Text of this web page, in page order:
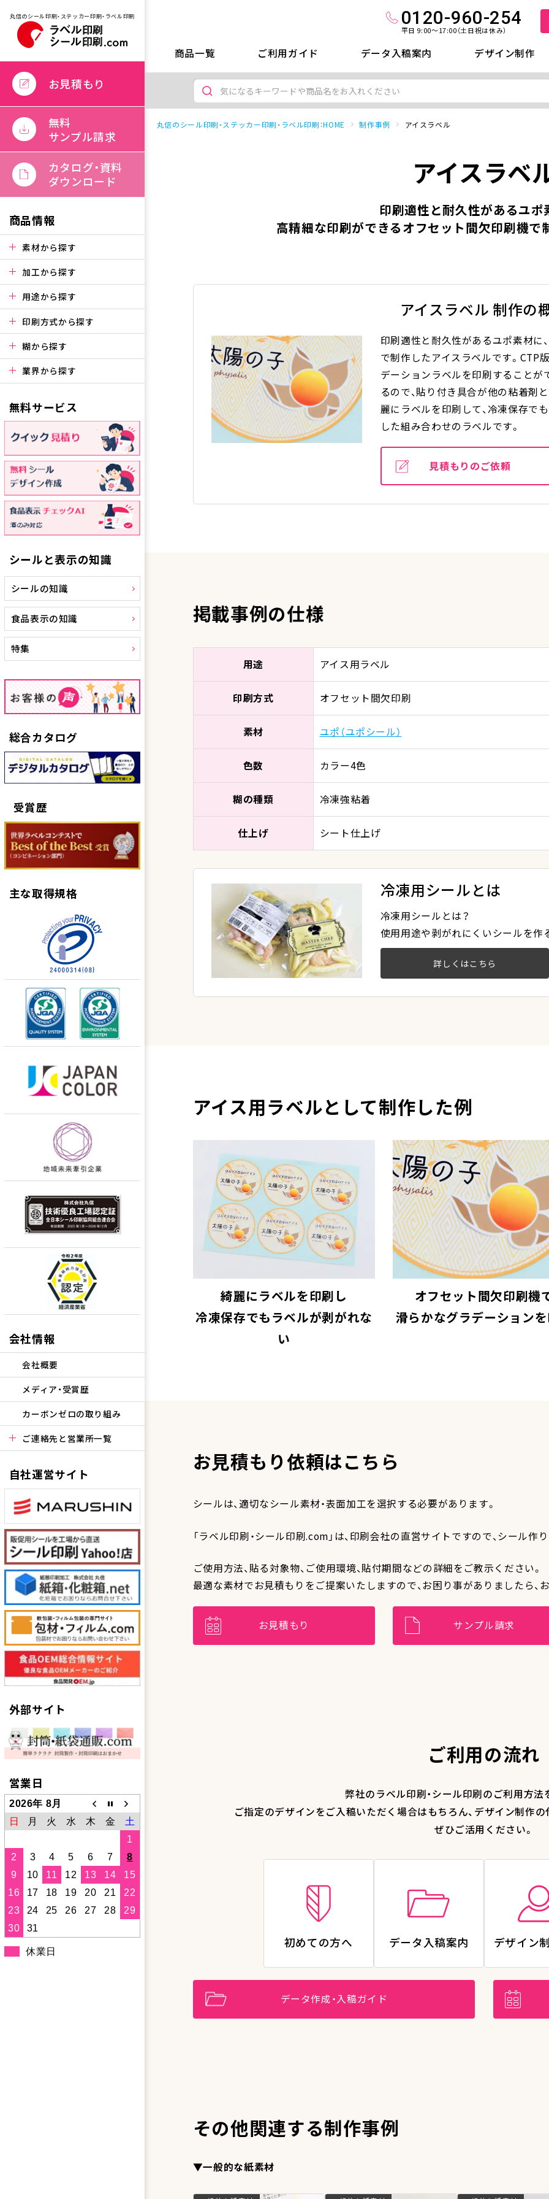
丸信のシール印刷・ステッカー印刷・ラベル印刷 0120-960-254
平日 9:00～17:00（土日祝は休み）
商品一覧 ご利用ガイド データ入稿案内 デザイン制作
お見積もり
無料
サンプル請求
カタログ・資料
ダウンロード
商品情報
素材から探す
加工から探す
用途から探す
印刷方式から探す
糊から探す
業界から探す
無料サービス
シールと表示の知識
シールの知識
食品表示の知識
特集
総合カタログ
受賞歴
主な取得規格
会社情報
会社概要
メディア・受賞歴
カーボンゼロの取り組み
ご連絡先と営業所一覧
自社運営サイト
外部サイト
営業日
2026年 8月
日
月 火 水 木 金
土
1
2
3 4 5 6 7
8
9
10 11 12 13 14
15
16
17 18 19 20 21
22
23
24 25 26 27 28
29
30
31
休業日
丸信のシール印刷・ステッカー印刷・ラベル印刷：HOME 制作事例 アイスラベル
アイスラベ
印刷適性と耐久性があるユポ
高精細な印刷ができるオフセット間欠印刷機で
アイスラベル 制作の
印刷適性と耐久性があるユポ素材に
で制作したアイスラベルです。CTP
デーションラベルを印刷すること
るので、貼り付き具合が他の粘着剤
麗にラベルを印刷して、冷凍保存で
した組み合わせのラベルです。
見積もりのご依頼
掲載事例の仕様
用途 アイス用ラベル
印刷方式 オフセット間欠印刷
素材 ユポ（ユポシール）
色数 カラー4色
糊の種類 冷凍強粘着
仕上げ シート仕上げ
冷凍用シールとは
冷凍用シールとは？
使用用途や剥がれにくいシールを作
詳しくはこちら
アイス用ラベルとして制作した例
綺麗にラベルを印刷し
冷凍保存でもラベルが剥がれな
い
オフセット間欠印刷機
滑らかなグラデーション
お見積もり依頼はこちら
シールは、適切なシール素材・表面加工を選択する必要があります。
「ラベル印刷・シール印刷.com」は、印刷会社の直営サイトですので、シール
ご使用方法、貼る対象物、ご使用環境、貼付期間などの詳細をご教示ください。
最適な素材でお見積もりをご提案いたしますので、お困り事がありましたら、
お見積もり サンプル請求
ご利用の流れ
弊社のラベル印刷・シール印刷のご利用方法
ご指定のデザインをご入稿いただく場合はもちろん、デザイン制作
ぜひご活用ください。
初めての方へ データ入稿案内 デザイン
データ作成・入稿ガイド
その他関連する制作事例
▼一般的な紙素材